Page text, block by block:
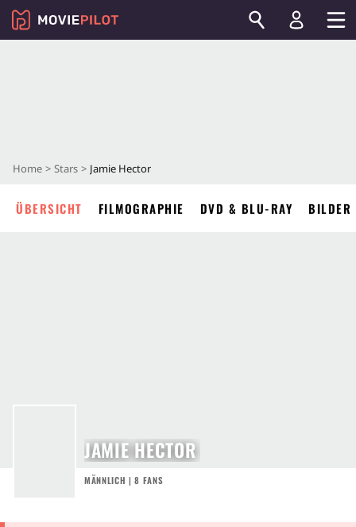
Home Stars Jamie Hector
ÜBERSICHT FILMOGRAPHIE DVD & BLU-RAY BILDER
JAMIE HECTOR
MÄNNLICH | 8 FANS